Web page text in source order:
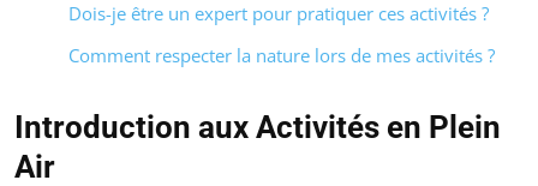
Dois-je être un expert pour pratiquer ces activités ?
Comment respecter la nature lors de mes activités ?
Introduction aux Activités en Plein
Air